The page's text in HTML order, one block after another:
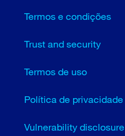
Termos e condições
Trust and security
Termos de uso
Política de privacidade
Vulnerability